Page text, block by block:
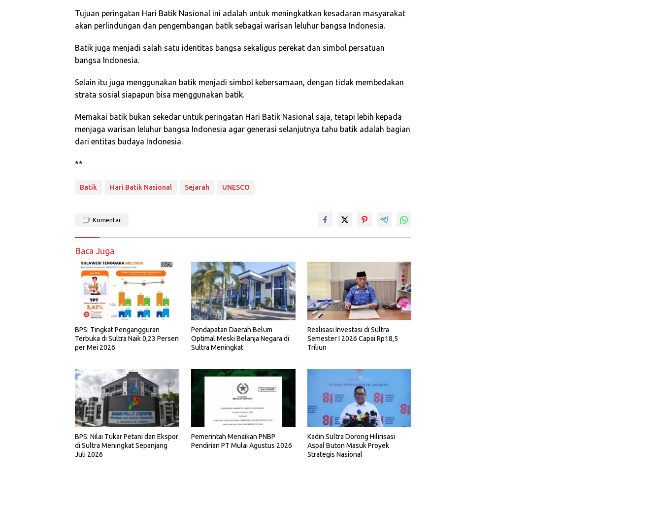
Tujuan peringatan Hari Batik Nasional ini adalah untuk meningkatkan kesadaran masyarakat
akan perlindungan dan pengembangan batik sebagai warisan leluhur bangsa Indonesia.
Batik juga menjadi salah satu identitas bangsa sekaligus perekat dan simbol persatuan
bangsa Indonesia.
Selain itu juga menggunakan batik menjadi simbol kebersamaan, dengan tidak membedakan
strata sosial siapapun bisa menggunakan batik.
Memakai batik bukan sekedar untuk peringatan Hari Batik Nasional saja, tetapi lebih kepada
menjaga warisan leluhur bangsa Indonesia agar generasi selanjutnya tahu batik adalah bagian
dari entitas budaya Indonesia.
**
Batik Hari Batik Nasional Sejarah UNESCO
Komentar
Baca Juga
BPS: Tingkat Pengangguran
Terbuka di Sultra Naik 0,23 Persen
per Mei 2026
Pendapatan Daerah Belum
Optimal Meski Belanja Negara di
Sultra Meningkat
Realisasi Investasi di Sultra
Semester I 2026 Capai Rp18,5
Triliun
BPS: Nilai Tukar Petani dan Ekspor
di Sultra Meningkat Sepanjang
Juli 2026
Pemerintah Menaikan PNBP
Pendirian PT Mulai Agustus 2026
Kadin Sultra Dorong Hilirisasi
Aspal Buton Masuk Proyek
Strategis Nasional